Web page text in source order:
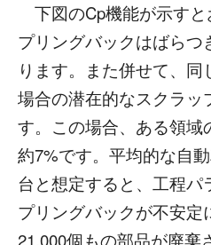
下図のCp機能が示す
プリングバックはばら
ります。また併せて、
場合の潜在的なスクラッ
す。この場合、ある領域
約7%です。平均的な自
台と想定すると、工程パ
プリングバックが不安定
21,000個もの部品が廃棄